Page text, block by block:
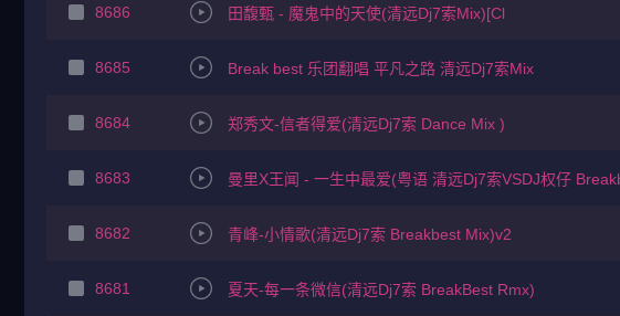
8686 田馥甄 - 魔鬼中的天使(清远Dj7索Mix)[Cl
8685 Break best 乐团翻唱 平凡之路 清远Dj7索Mix
8684 郑秀文-信者得爱(清远Dj7索 Dance Mix )
8683 曼里X王闻 - 一生中最爱(粤语 清远Dj7索VSDJ权仔
8682 青峰-小情歌(清远Dj7索 Breakbest Mix)v2
8681 夏天-每一条微信(清远Dj7索 BreakBest Rmx)